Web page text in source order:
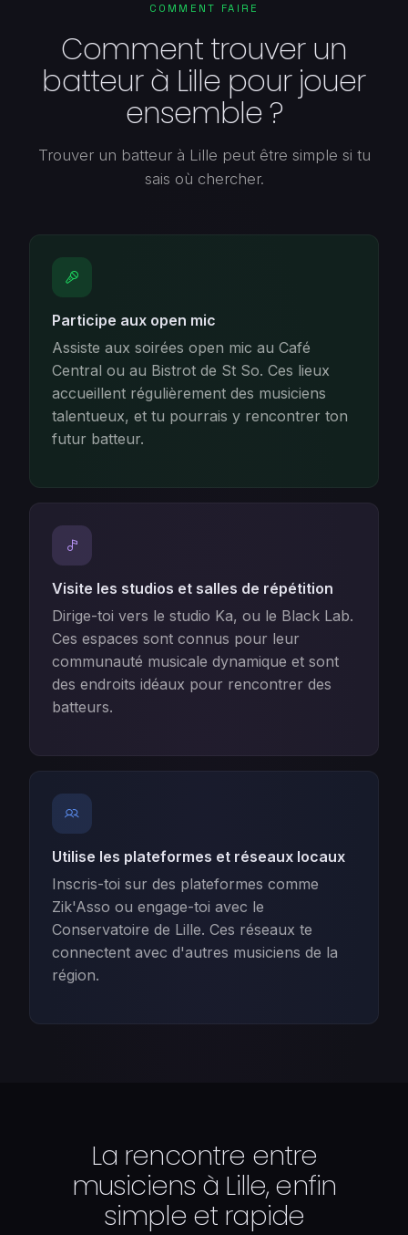
COMMENT FAIRE
Comment trouver un
batteur à Lille pour jouer
ensemble ?
Trouver un batteur à Lille peut être simple si tu
sais où chercher.
Participe aux open mic
Assiste aux soirées open mic au Café
Central ou au Bistrot de St So. Ces lieux
accueillent régulièrement des musiciens
talentueux, et tu pourrais y rencontrer ton
futur batteur.
Visite les studios et salles de répétition
Dirige-toi vers le studio Ka, ou le Black Lab.
Ces espaces sont connus pour leur
communauté musicale dynamique et sont
des endroits idéaux pour rencontrer des
batteurs.
Utilise les plateformes et réseaux locaux
Inscris-toi sur des plateformes comme
Zik'Asso ou engage-toi avec le
Conservatoire de Lille. Ces réseaux te
connectent avec d'autres musiciens de la
région.
La rencontre entre
musiciens à Lille, enfin
simple et rapide